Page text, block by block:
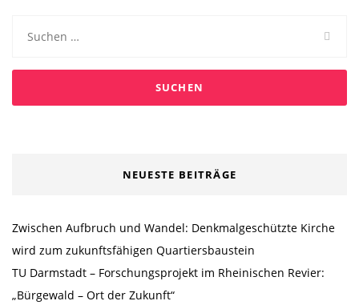
NEUESTE BEITRÄGE
Zwischen Aufbruch und Wandel: Denkmalgeschützte Kirche
wird zum zukunftsfähigen Quartiersbaustein
TU Darmstadt – Forschungsprojekt im Rheinischen Revier:
„Bürgewald – Ort der Zukunft“